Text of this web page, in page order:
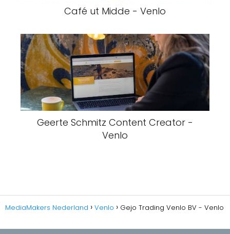
Café ut Midde - Venlo
Geerte Schmitz Content Creator -
Venlo
MediaMakers Nederland Venlo Gejo Trading Venlo BV - Venlo